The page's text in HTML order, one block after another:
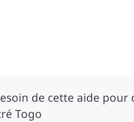
de cette aide
Togo